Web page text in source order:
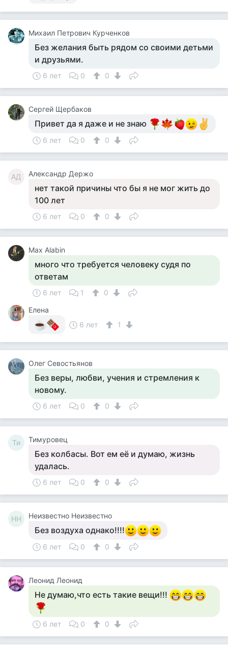
Михаил Петрович Курченков
Без желания быть рядом со своими детьми
и друзьями.
6 лет 0 0
Сергей Щербаков
Привет да я даже и не знаю
6 лет 0 0
АД Александр Держо
нет такой причины что бы я не мог жить до
100 лет
6 лет 0 0
Max Alabin
много что требуется человеку судя по
ответам
6 лет 1
0
Елена
6 лет
1
Олег Севостьянов
Без веры, любви, учения и стремления к
новому.
6 лет 0 0
Ти Тимуровец
Без колбасы. Вот ем её и думаю, жизнь
удалась.
6 лет 0 0
НН Неизвестно Неизвестно
Без воздуха однако!!!!
6 лет 0 0
Леонид Леонид
Не думаю,что есть такие вещи!!!
6 лет 0 0